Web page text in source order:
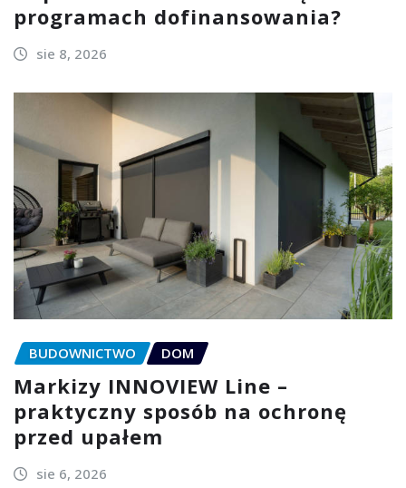
programach dofinansowania?
sie 8, 2026
BUDOWNICTWO DOM
Markizy INNOVIEW Line –
praktyczny sposób na ochronę
przed upałem
sie 6, 2026